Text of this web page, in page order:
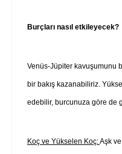
Burçları nasıl etkileyecek?
Venüs-Jüpiter kavuşumunu
bir bakış kazanabiliriz.
edebilir, burcunuza göre de
Koç ve Yükselen Koç:Aşk